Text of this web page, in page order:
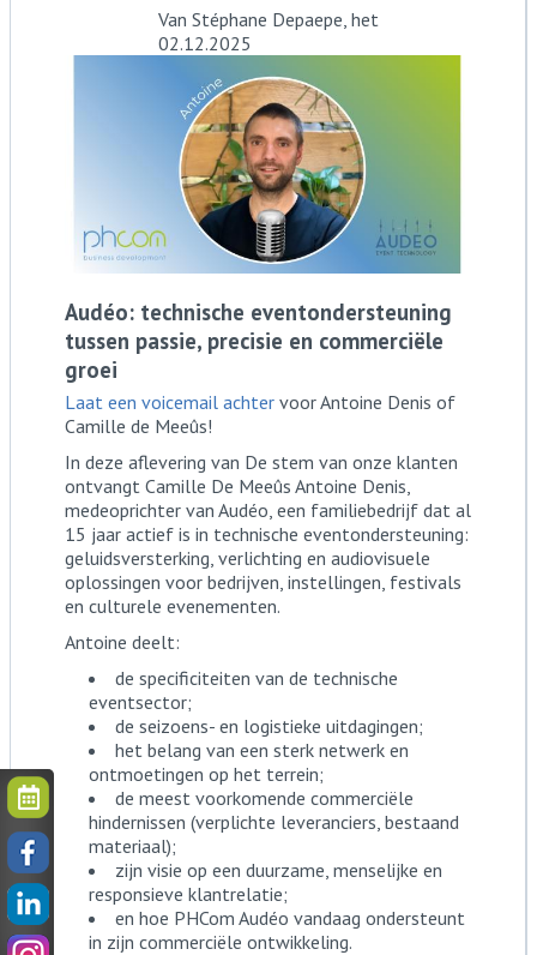
Van Stéphane Depaepe, het
02.12.2025
Audéo: technische eventondersteuning
tussen passie, precisie en commerciële
groei
Laat een voicemail achtervoor Antoine Denis of
Camille de Meeûs!
In deze aflevering van De stem van onze klanten
ontvangt Camille De Meeûs Antoine Denis,
medeoprichter van Audéo, een familiebedrijf dat al
15 jaar actief is in technische eventondersteuning:
geluidsversterking, verlichting en audiovisuele
oplossingen voor bedrijven, instellingen, festivals
en culturele evenementen.
Antoine deelt:
de specificiteiten van de technische
eventsector;
de seizoens- en logistieke uitdagingen;
het belang van een sterk netwerk en
ontmoetingen op het terrein;
de meest voorkomende commerciële
hindernissen (verplichte leveranciers, bestaand
materiaal);
zijn visie op een duurzame, menselijke en
responsieve klantrelatie;
en hoe PHCom Audéo vandaag ondersteunt
in zijn commerciële ontwikkeling.